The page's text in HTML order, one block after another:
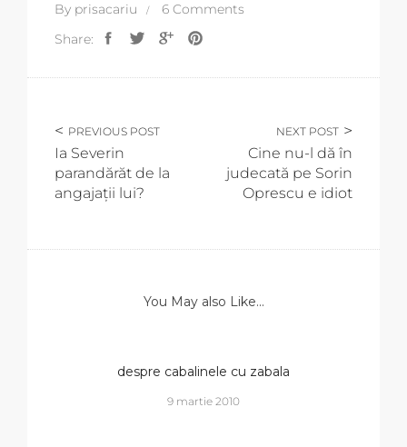
By prisacariu
6 Comments
Share:
PREVIOUS POST
Ia Severin
parandărăt de la
angajații lui?
NEXT POST
Cine nu-l dă în
judecată pe Sorin
Oprescu e idiot
You May also Like...
despre cabalinele cu zabala
9 martie 2010